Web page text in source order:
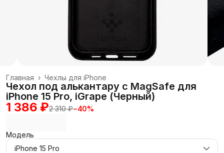
Чехлы для iPhone
Главная ›
Чехол под алькантару с MagSafe для
iPhone 15 Pro, iGrape (Черный)
1 386 ₽2 310 ₽−40%
Модель
iPhone 15 Pro